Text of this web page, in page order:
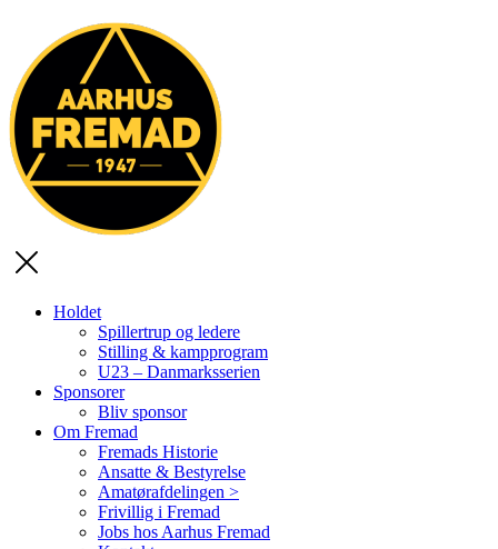
Holdet
Spillertrup og ledere
Stilling & kampprogram
U23 – Danmarksserien
Sponsorer
Bliv sponsor
Om Fremad
Fremads Historie
Ansatte & Bestyrelse
Amatørafdelingen >
Frivillig i Fremad
Jobs hos Aarhus Fremad